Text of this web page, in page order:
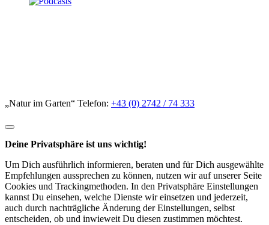
„Natur im Garten“ Telefon: +43 (0) 2742 / 74 333
Deine Privatsphäre ist uns wichtig!
Um Dich ausführlich informieren, beraten und für Dich ausgewählte
Empfehlungen aussprechen zu können, nutzen wir auf unserer Seite
Cookies und Trackingmethoden. In den Privatsphäre Einstellungen
kannst Du einsehen, welche Dienste wir einsetzen und jederzeit,
auch durch nachträgliche Änderung der Einstellungen, selbst
entscheiden, ob und inwieweit Du diesen zustimmen möchtest.